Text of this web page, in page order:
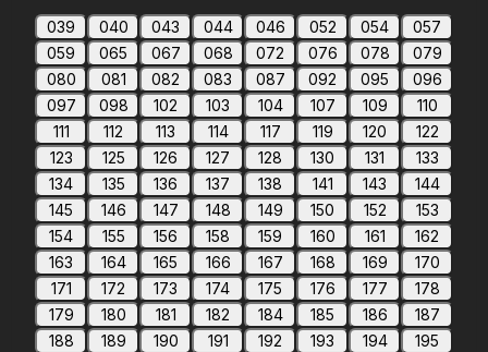
039 040 043 044 046 052 054
057
059
065 067 068 072 076 078
079
080
081 082 083 087 092 095
096
097
098 102 103 104 107 109
110
111
112 113 114 117 119 120
122
123
125 126 127 128 130 131
133
134
135 136 137 138 141 143
144
145
146 147 148 149 150 152
153
154
155 156 158 159 160 161
162
163
164 165 166 167 168 169
170
171
172 173 174 175 176 177
178
179
180 181 182 184 185 186
187
188
189 190 191 192 193 194
195